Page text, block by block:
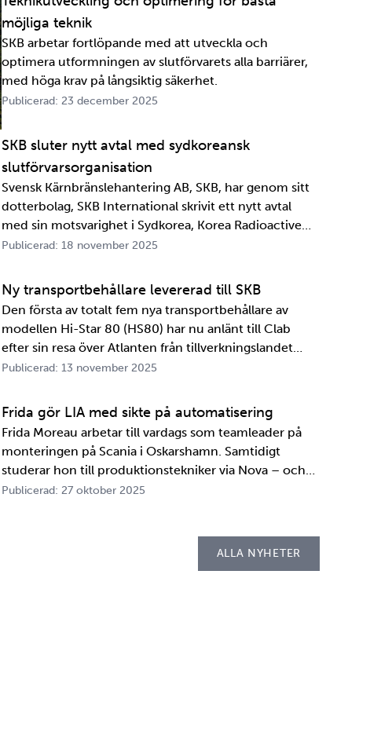
möjliga teknik
SKB arbetar fortlöpande med att utveckla och
optimera utformningen av slutförvarets alla barriärer,
med höga krav på långsiktig säkerhet.
Publicerad: 23 december 2025
SKB sluter nytt avtal med sydkoreansk
slutförvarsorganisation
Svensk Kärnbränslehantering AB, SKB, har genom sitt
dotterbolag, SKB International skrivit ett nytt avtal
med sin motsvarighet i Sydkorea, Korea Radioactive
Waste Agency, KORAD. Avtalet, som är ett så kallat
samarbetet mellan de två organisationerna. …
Publicerad: 18 november 2025
Ny transportbehållare levererad till SKB
Den första av totalt fem nya transportbehållare av
modellen Hi-Star 80 (HS80) har nu anlänt till Clab
efter sin resa över Atlanten från tillverkningslandet
USA. Innan transportbehållaren kan bli en del av SKB:s
tester och utbildningar. Redan 2008 i…
Publicerad: 13 november 2025
Frida gör LIA med sikte på automatisering
Frida Moreau arbetar till vardags som teamleader på
monteringen på Scania i Oskarshamn. Samtidigt
studerar hon till produktionstekniker via Nova – och
under tio veckor i höst gör hon både sin praktik, även
Publicerad: 27 oktober 2025
ALLA NYHETER